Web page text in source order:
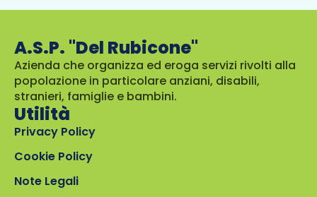
A.S.P. "Del Rubicone"
Azienda che organizza ed eroga servizi rivolti alla
popolazione in particolare anziani, disabili,
stranieri, famiglie e bambini.
Utilità
Privacy Policy
Cookie Policy
Note Legali